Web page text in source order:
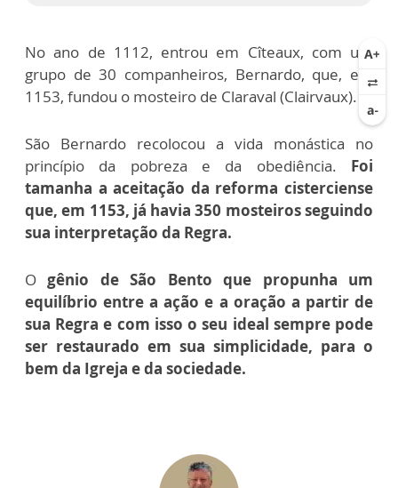
No ano de 1112, entrou em Cîteaux, com um
grupo de 30 companheiros, Bernardo, que, em
1153, fundou o mosteiro de Claraval (Clairvaux).
São Bernardo recolocou a vida monástica no
princípio da pobreza e da obediência. Foi
tamanha a aceitação da reforma cisterciense
que, em 1153, já havia 350 mosteiros seguindo
sua interpretação da Regra.
Ogênio de São Bento que propunha um
equilíbrio entre a ação e a oração a partir de
sua Regra e com isso o seu ideal sempre pode
ser restaurado em sua simplicidade, para o
bem da Igreja e da sociedade.